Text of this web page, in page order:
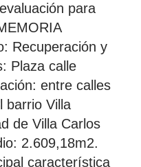
para
Recuperación y
Plaza calle
entre calles
barrio Villa
de Villa Carlos
2.609,18m2.
característica